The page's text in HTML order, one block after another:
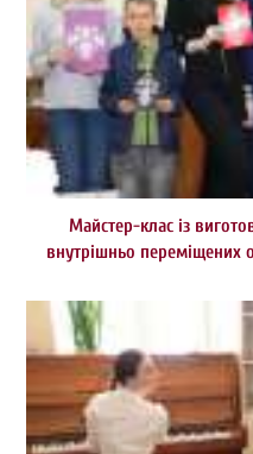
Майстер-клас із
внутрішньо переміщених